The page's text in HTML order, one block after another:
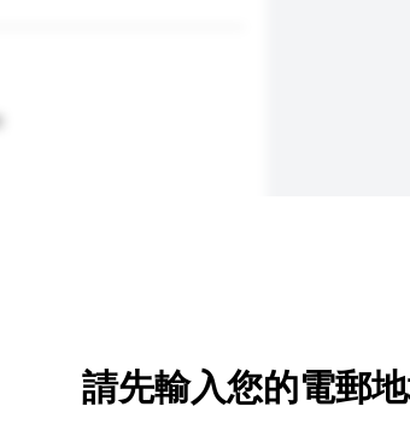
新增/刪除選項
請先輸入您的電郵地